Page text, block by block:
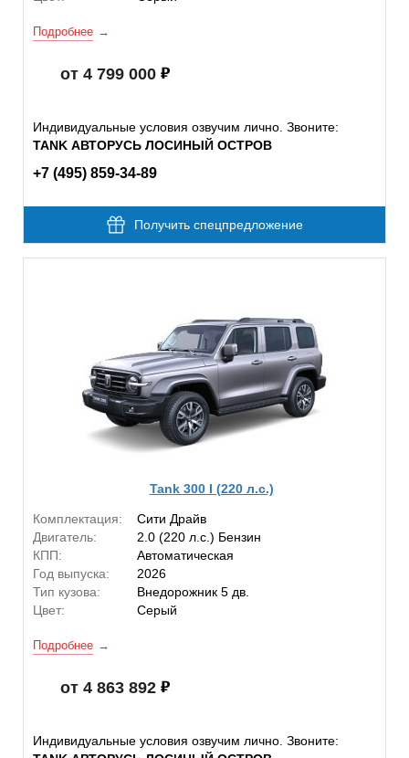
Подробнее
от 4 799 000
Индивидуальные условия озвучим лично. Звоните:
TANK АВТОРУСЬ ЛОСИНЫЙ ОСТРОВ
+7 (495) 859-34-89
Получить спецпредложение
Tank 300 I (220 л.с.)
Комплектация:
Сити Драйв
Двигатель:
2.0 (220 л.с.) Бензин
КПП:
Автоматическая
Год выпуска:
2026
Тип кузова:
Внедорожник 5 дв.
Цвет:
Серый
Подробнее
от 4 863 892
Индивидуальные условия озвучим лично. Звоните: